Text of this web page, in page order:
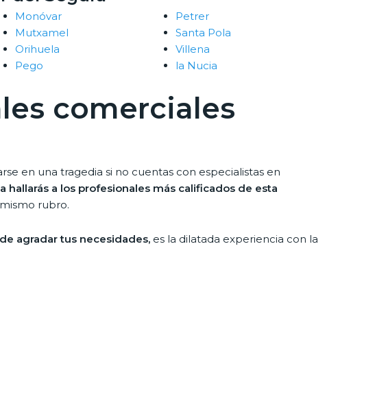
Monóvar
Mutxamel
Orihuela
Pego
Petrer
Santa Pola
Villena
la Nucia
comerciales
en una tragedia si no cuentas con especialistas en
hallarás a los profesionales más calificados de esta
rubro.
agradar tus necesidades, es la dilatada experiencia con la